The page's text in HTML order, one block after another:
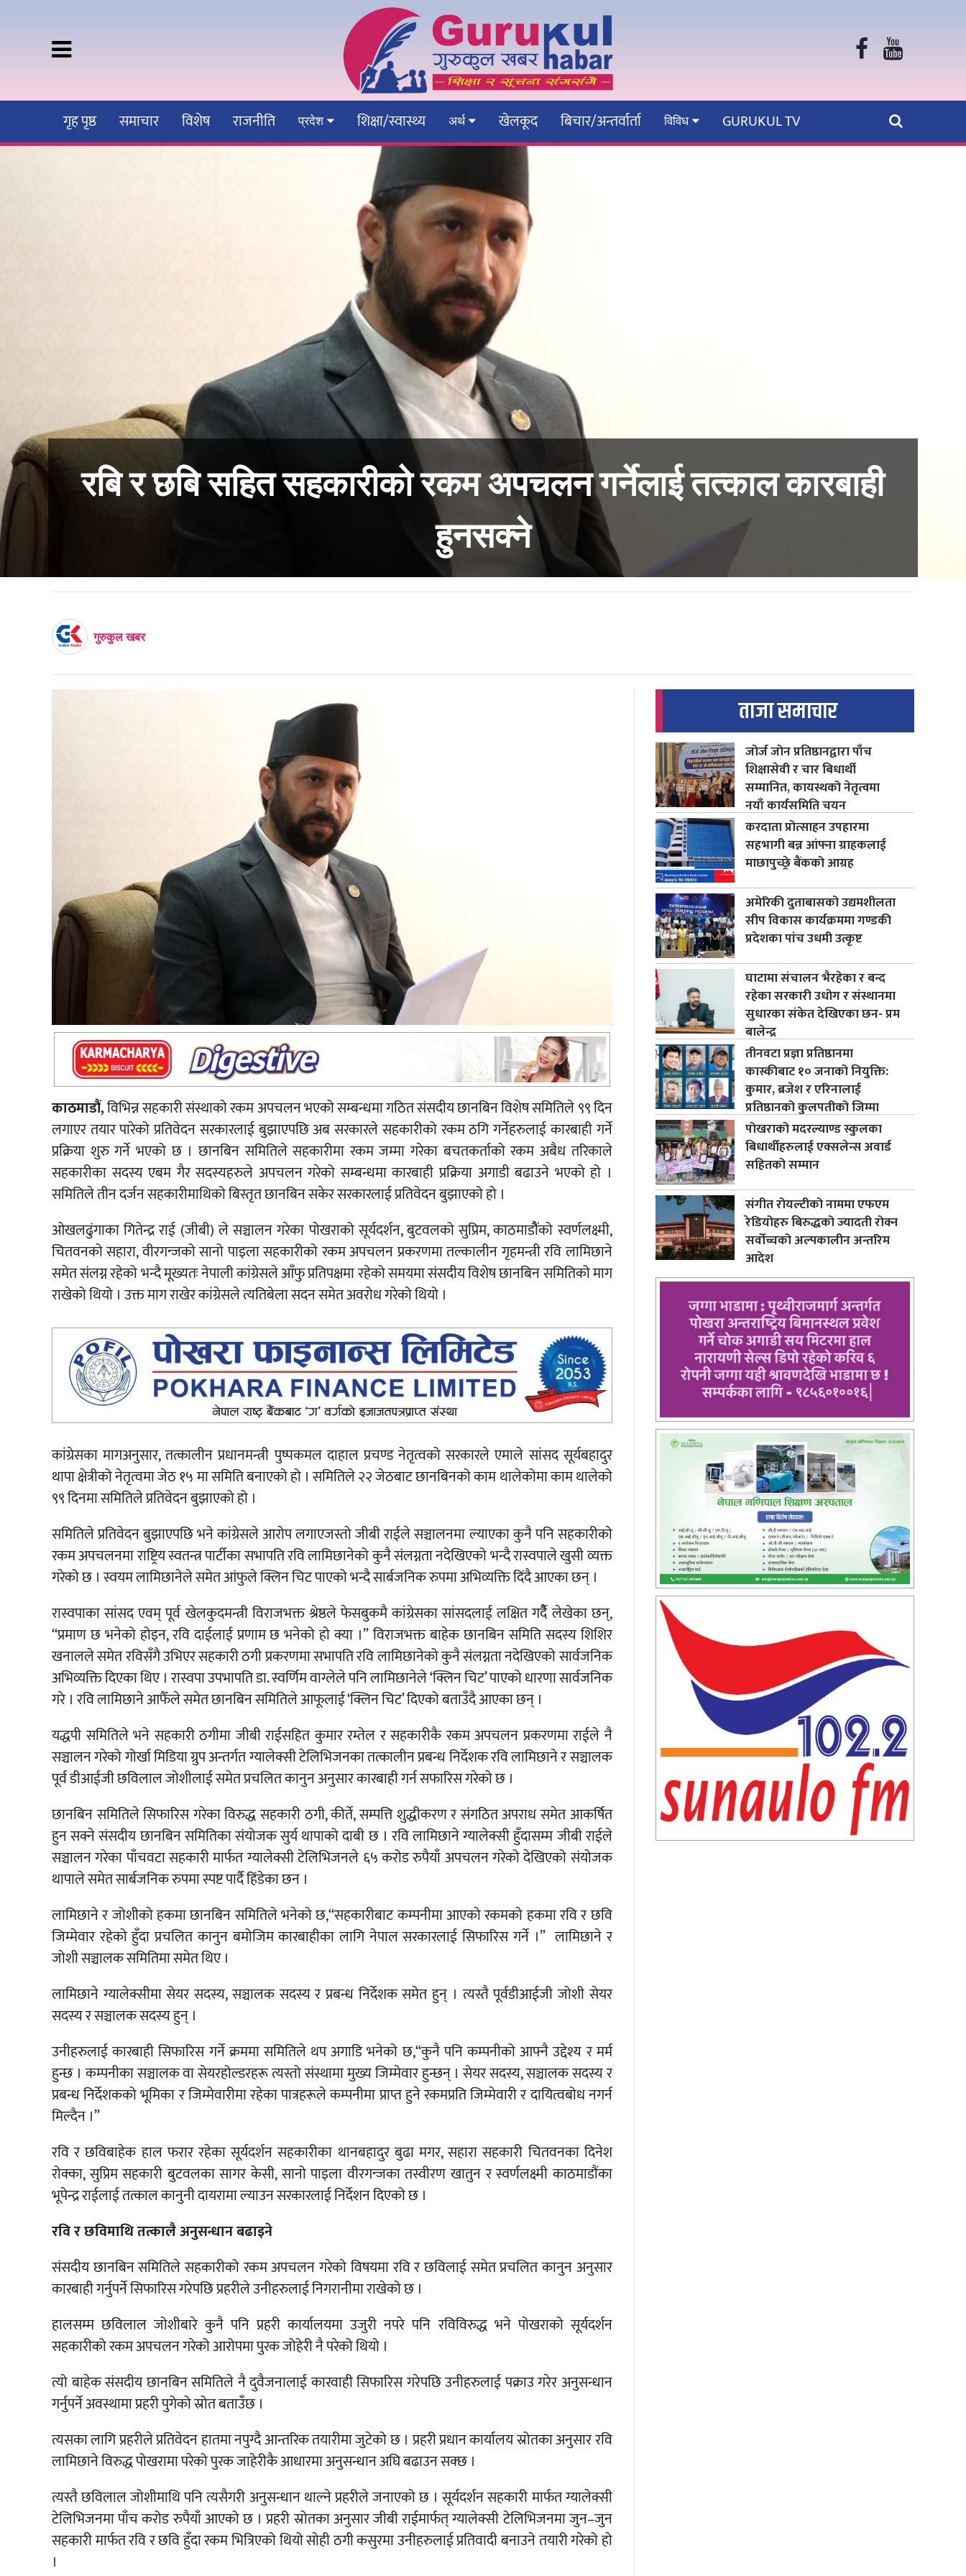
गृह पृष्ठ समाचार विशेष राजनीति प्रदेश शिक्षा/स्वास्थ्य अर्थ खेलकूद बिचार/अन्तर्वार्ता विविध GURUKUL TV
रबि र छबि सहित सहकारीको रकम अपचलन गर्नेलाई तत्काल कारबाही
हुनसक्ने
गुरुकुल खबर
काठमाडौं,विभिन्न सहकारी संस्थाको रकम अपचलन भएको सम्बन्धमा गठित संसदीय छानबिन विशेष समितिले ९९ दिन
लगाएर तयार पारेको प्रतिवेदन सरकारलाई बुझाएपछि अब सरकारले सहकारीको रकम ठगि गर्नेहरुलाई कारबाही गर्ने
प्रक्रिया शुरु गर्ने भएको छ । छानबिन समितिले सहकारीमा रकम जम्मा गरेका बचतकर्ताको रकम अबैध तरिकाले
सहकारीका सदस्य एबम गैर सदस्यहरुले अपचलन गरेको सम्बन्धमा कारबाही प्रक्रिया अगाडी बढाउने भएको हो ।
समितिले तीन दर्जन सहकारीमाथिको बिस्तृत छानबिन सकेर सरकारलाई प्रतिवेदन बुझाएको हो ।
ओखलढुंगाका गितेन्द्र राई (जीबी) ले सञ्चालन गरेका पोखराको सूर्यदर्शन, बुटवलको सुप्रिम, काठमाडौैंको स्वर्णलक्ष्मी,
चितवनको सहारा, वीरगन्जको सानो पाइला सहकारीको रकम अपचलन प्रकरणमा तल्कालीन गृहमन्त्री रवि लामिछाने
समेत संलग्न रहेको भन्दै मूख्यतः नेपाली कांग्रेसले आँफु प्रतिपक्षमा रहेको समयमा संसदीय विशेष छानबिन समितिको माग
राखेको थियो । उक्त माग राखेर कांग्रेसले त्यतिबेला सदन समेत अवरोध गरेको थियो ।
कांग्रेसका मागअनुसार, तत्कालीन प्रधानमन्त्री पुष्पकमल दाहाल प्रचण्ड नेतृत्वको सरकारले एमाले सांसद सूर्यबहादुर
थापा क्षेत्रीको नेतृत्वमा जेठ १५ मा समिति बनाएको हो । समितिले २२ जेठबाट छानबिनको काम थालेकोमा काम थालेको
९९ दिनमा समितिले प्रतिवेदन बुझाएको हो ।
समितिले प्रतिवेदन बुझाएपछि भने कांग्रेसले आरोप लगाएजस्तो जीबी राईले सञ्चालनमा ल्याएका कुनै पनि सहकारीको
रकम अपचलनमा राष्ट्रिय स्वतन्त्र पार्टीका सभापति रवि लामिछानेको कुनै संलग्नता नदेखिएको भन्दै रास्वपाले खुसी व्यक्त
गरेको छ । स्वयम लामिछानेले समेत आंफुले क्लिन चिट पाएको भन्दै सार्बजनिक रुपमा अभिव्यक्ति दिंदै आएका छन् ।
रास्वपाका सांसद एवम् पूर्व खेलकुदमन्त्री विराजभक्त श्रेष्ठले फेसबुकमै कांग्रेसका सांसदलाई लक्षित गर्दैै लेखेका छन्,
‘‘प्रमाण छ भनेको होइन, रवि दाईलाई प्रणाम छ भनेको हो क्या ।’’ विराजभक्त बाहेक छानबिन समिति सदस्य शिशिर
खनालले समेत रविसँगै उभिएर सहकारी ठगी प्रकरणमा सभापति रवि लामिछानेको कुनै संलग्नता नदेखिएको सार्वजनिक
अभिव्यक्ति दिएका थिए । रास्वपा उपभापति डा. स्वर्णिम वाग्लेले पनि लामिछानेले ‘क्लिन चिट’ पाएको धारणा सार्वजनिक
गरे । रवि लामिछाने आफैँले समेत छानबिन समितिले आफूलाई ‘क्लिन चिट’ दिएको बताउँदै आएका छन् ।
यद्धपी समितिले भने सहकारी ठगीमा जीबी राईसहित कुमार रम्तेल र सहकारीकै रकम अपचलन प्रकरणमा राईले नै
सञ्चालन गरेको गोर्खा मिडिया ग्रुप अन्तर्गत ग्यालेक्सी टेलिभिजनका तत्कालीन प्रबन्ध निर्देशक रवि लामिछाने र सञ्चालक
पूर्व डीआईजी छविलाल जोशीलाई समेत प्रचलित कानुन अनुसार कारबाही गर्न सफारिस गरेको छ ।
छानबिन समितिले सिफारिस गरेका विरुद्ध सहकारी ठगी, कीर्ते, सम्पत्ति शुद्धीकरण र संगठित अपराध समेत आकर्षित
हुन सक्ने संसदीय छानबिन समितिका संयोजक सुर्य थापाको दाबी छ । रवि लामिछाने ग्यालेक्सी हुँदासम्म जीबी राईले
सञ्चालन गरेका पाँचवटा सहकारी मार्फत ग्यालेक्सी टेलिभिजनले ६५ करोड रुपैयाँ अपचलन गरेको देखिएको संयोजक
थापाले समेत सार्बजनिक रुपमा स्पष्ट पार्दै हिंडेका छन ।
लामिछाने र जोशीको हकमा छानबिन समितिले भनेको छ,‘‘सहकारीबाट कम्पनीमा आएको रकमको हकमा रवि र छवि
जिम्मेवार रहेको हुँदा प्रचलित कानुन बमोजिम कारबाहीका लागि नेपाल सरकारलाई सिफारिस गर्ने ।” लामिछाने र
जोशी सञ्चालक समितिमा समेत थिए ।
लामिछाने ग्यालेक्सीमा सेयर सदस्य, सञ्चालक सदस्य र प्रबन्ध निर्देशक समेत हुन् । त्यस्तै पूर्वडीआईजी जोशी सेयर
सदस्य र सञ्चालक सदस्य हुन् ।
उनीहरुलाई कारबाही सिफारिस गर्ने क्रममा समितिले थप अगाडि भनेको छ,“कुनै पनि कम्पनीको आफ्नै उद्देश्य र मर्म
हुन्छ । कम्पनीका सञ्चालक वा सेयरहोल्डरहरू त्यस्तो संस्थामा मुख्य जिम्मेवार हुन्छन् । सेयर सदस्य, सञ्चालक सदस्य र
प्रबन्ध निर्देशकको भूमिका र जिम्मेवारीमा रहेका पात्रहरूले कम्पनीमा प्राप्त हुने रकमप्रति जिम्मेवारी र दायित्वबोध नगर्न
मिल्दैन ।”
रवि र छविबाहेक हाल फरार रहेका सूर्यदर्शन सहकारीका थानबहादुर बुढा मगर, सहारा सहकारी चितवनका दिनेश
रोक्का, सुप्रिम सहकारी बुटवलका सागर केसी, सानो पाइला वीरगन्जका तस्वीरण खातुन र स्वर्णलक्ष्मी काठमाडौंका
भूपेन्द्र राईलाई तत्काल कानुनी दायरामा ल्याउन सरकारलाई निर्देशन दिएको छ ।
रवि र छविमाथि तत्कालै अनुसन्धान बढाइने
संसदीय छानबिन समितिले सहकारीको रकम अपचलन गरेको विषयमा रवि र छविलाई समेत प्रचलित कानुन अनुसार
कारबाही गर्नुपर्ने सिफारिस गरेपछि प्रहरीले उनीहरुलाई निगरानीमा राखेको छ ।
हालसम्म छविलाल जोशीबारे कुनै पनि प्रहरी कार्यालयमा उजुरी नपरे पनि रविविरुद्ध भने पोखराको सूर्यदर्शन
सहकारीको रकम अपचलन गरेको आरोपमा पुरक जोहेरी नै परेको थियो ।
त्यो बाहेक संसदीय छानबिन समितिले नै दुवैजनालाई कारवाही सिफारिस गरेपछि उनीहरुलाई पक्राउ गरेर अनुसन्धान
गर्नुपर्ने अवस्थामा प्रहरी पुगेको स्रोत बताउँछ ।
त्यसका लागि प्रहरीले प्रतिवेदन हातमा नपुग्दै आन्तरिक तयारीमा जुटेको छ । प्रहरी प्रधान कार्यालय स्रोतका अनुसार रवि
लामिछाने विरुद्ध पोखरामा परेको पुरक जाहेरीकै आधारमा अनुसन्धान अघि बढाउन सक्छ ।
त्यस्तै छविलाल जोशीमाथि पनि त्यसैगरी अनुसन्धान थाल्ने प्रहरीले जनाएको छ । सूर्यदर्शन सहकारी मार्फत ग्यालेक्सी
टेलिभिजनमा पाँच करोड रुपैयाँ आएको छ । प्रहरी स्रोतका अनुसार जीबी राईमार्फत् ग्यालेक्सी टेलिभिजनमा जुन–जुन
सहकारी मार्फत रवि र छवि हुँदा रकम भित्रिएको थियो सोही ठगी कसुरमा उनीहरुलाई प्रतिवादी बनाउने तयारी गरेको हो
।
ताजा समाचार
जोर्ज जोन प्रतिष्ठानद्वारा पाँच
शिक्षासेवी र चार बिधार्थी
सम्मानित, कायस्थको नेतृत्वमा
नयाँ कार्यसमिति चयन
करदाता प्रोत्साहन उपहारमा
सहभागी बन्न आंफ्ना ग्राहकलाई
माछापुच्छ्रे बैंकको आग्रह
अमेरिकी दुताबासको उद्यमशीलता
सीप विकास कार्यक्रममा गण्डकी
प्रदेशका पांच उधमी उत्कृष्ट
घाटामा संचालन भैरहेका र बन्द
रहेका सरकारी उधोग र संस्थानमा
सुधारका संकेत देखिएका छन- प्रम
बालेन्द्र
तीनवटा प्रज्ञा प्रतिष्ठानमा
कास्कीबाट १० जनाको नियुक्ति:
कुमार, ब्रजेश र एरिनालाई
प्रतिष्ठानको कुलपतीको जिम्मा
पोखराको मदरल्याण्ड स्कुलका
बिधार्थीहरुलाई एक्सलेन्स अवार्ड
सहितको सम्मान
संगीत रोयल्टीको नाममा एफएम
रेडियोहरु बिरुद्धको ज्यादती रोक्न
सर्वोच्चको अल्पकालीन अन्तरिम
आदेश